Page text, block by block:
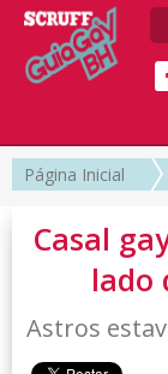
Página Inicial
Casal
lado
Astros